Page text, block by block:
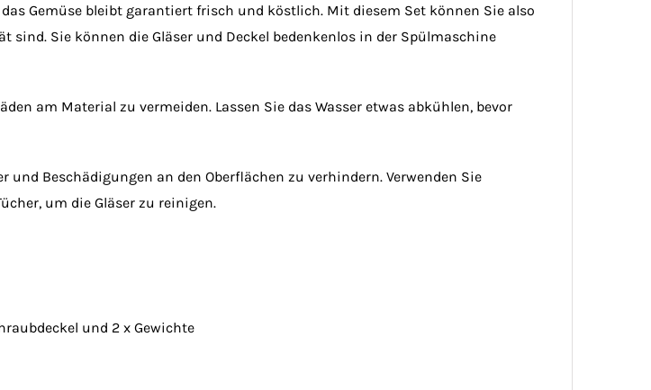
Gemüse bleibt garantiert frisch und köstlich. Mit diesem Set können Sie also
Sie können die Gläser und Deckel bedenkenlos in der Spülmaschine
am Material zu vermeiden. Lassen Sie das Wasser etwas abkühlen, bevor
Beschädigungen an den Oberflächen zu verhindern. Verwenden Sie
um die Gläser zu reinigen.
und 2 x Gewichte